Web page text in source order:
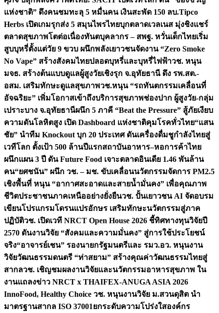
แห่งชาติ” ดึงคนชมทะลุ 5 หมื่นคน เงินสะพัด 150 ลบ.Tipco
Herbs เปิดเกมรุกส่ง 5 สมุนไพรไทยบุกตลาดเวลเนส มุ่งชิงแชร์
ตลาดสุขภาพโตต่อเนื่องทันตบุคลากร – สพฐ. หวั่นเด็กไทยเริ่ม
สูบบุหรี่ตั้งแต่วัย 9 ขวบ ผนึกพลังเยาวชนจัดงาน “Zero Smoke
No Vape” สร้างสังคมไทยปลอดบุหรี่และบุหรี่ไฟฟ้าวช. หนุน
มจธ. สร้างต้นแบบดูแลผู้สูงวัยเชิงรุก จ.อุทัยธานี ดึง รพ.สต.-
อสม. เสริมทักษะดูแลสุขภาพวช.หนุน “รถทันตกรรมเคลื่อนที่
อัจฉริยะ” เพิ่มโอกาสเข้าถึงบริการสุขภาพช่องปาก ผู้สูงวัย-กลุ่ม
เปราะบาง จ.อุทัยธานีผนึก 5 ภาคี “Beat the Pressure” สู้ภัยเงียบ
ความดันโลหิตสูง เปิด Dashboard แห่งชาติคุมโรคทั่วไทย“แสน
ชัย” นำทีม Knockout บุก 20 ประเทศ ดันเครื่องดื่มชูกำลังไทยสู่
เวทีโลก ตั้งเป้า 500 ล้านปีแรกสถาบันอาหาร–หอการค้าไทย
ผนึกแผน 3 ปี ดัน Future Food เจาะตลาดอินเดีย 1.46 พันล้าน
คน“ยศชนัน” ผนึก วช. – มช. ขับเคลื่อนนวัตกรรมจัดการ PM2.5
เชิงพื้นที่ หนุน “อากาศสะอาดและสายน้ำมั่นคง” เพื่อคุณภาพ
ชีวิตประชาชนภาคเหนืออย่างยั่งยืนวช. ปั้นเยาวชน AI จัดอบรม
เขียนโปรแกรมโดรนแปรอักษร เสริมทักษะนวัตกรรมสู่ภาค
ปฏิบัติวช. เปิดเวที NRCT Open House 2026 ชี้ทิศทางทุนวิจัยปี
2570 ดันงานวิจัย “สังคมและความมั่นคง” สู่การใช้ประโยชน์
จริง“อาจารย์เชน” รองนายกรัฐมนตรีและ รมว.อว. หนุนงาน
วิจัยวัฒนธรรมดนตรี “ท่าสยาม” สร้างคุณค่าวัฒนธรรมไทยสู่
สากลวช. เชิญชมผลงานวิจัยและนวัตกรรมอาหารสุขภาพ ใน
งานแถลงข่าว NRCT x THAIFEX-ANUGA ASIA 2026
InnoFood, Healthy Choice วช. หนุนงานวิจัย ม.สวนดุสิต นำ
มาตรฐานสากล ISO 37001ยกระดับความโปร่งใสองค์กร